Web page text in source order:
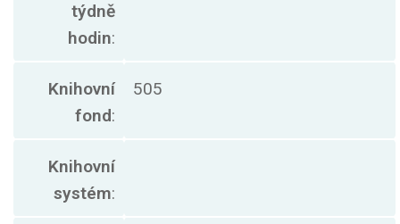
týdně
hodin:
Knihovní
fond:
505
Knihovní
systém: